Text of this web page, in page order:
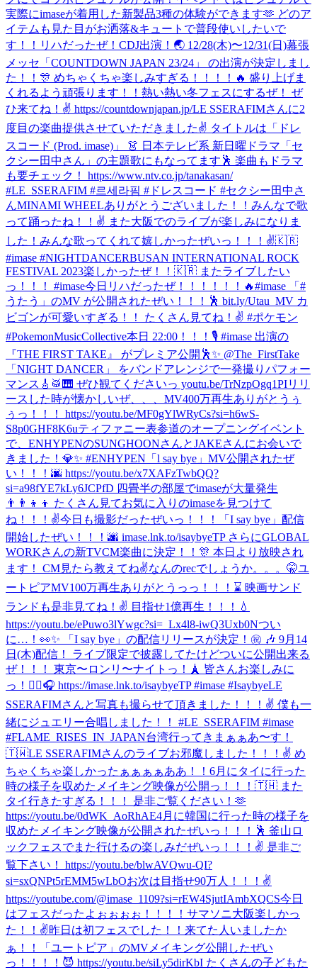
実際にimaseが着用した新製品3種の体験ができます🫶 どのア
イテムも見た目がお洒落&キュートで普段使いしたいで
す！！ リハだったぜ！ CDJ出演！🌏 12/28(木)〜12/31(日)幕張
メッセ「COUNTDOWN JAPAN 23/24」 の出演が決定しまし
た！！🎊 めちゃくちゃ楽しみすぎる！！！！🔥 盛り上げま
くれるよう頑張ります！！熱い熱い冬フェスにするぜ！ ぜ
ひ来てね！✌️ https://countdownjapan.jp/LE SSERAFIMさんに2
度目の楽曲提供させていただきました✌️ タイトルは「ドレ
スコード (Prod. imase)」 👗 日本テレビ系 新日曜ドラマ「セ
クシー田中さん」の主題歌にもなってます🕺 楽曲もドラマ
も要チェック！ https://www.ntv.co.jp/tanakasan/
#LE_SSERAFIM #르세라핌 #ドレスコード #セクシー田中さ
んMINAMI WHEELありがとうございました！！みんなで歌
って踊ったね！！✌️ また大阪でのライブが楽しみになりま
した！ みんな歌ってくれて嬉しかったぜいっ！！！✌️🇰🇷
#imase #NIGHTDANCERBUSAN INTERNATIONAL ROCK
FESTIVAL 2023楽しかったぜ！！🇰🇷 またライブしたい
っ！！！ #imase今日リハだったぜ！！！！！！🔥#imase 「#
うたう」のMV が公開されたぜい！！！🕺 bit.ly/Utau_MV カ
ビゴンが可愛いすぎる！！ たくさん見てね！✌️ #ポケモン
#PokemonMusicCollective本日 22:00！！！🎙️ #imase 出演の
『THE FIRST TAKE』 がプレミア公開🕺✨ @The_FirstTake
「NIGHT DANCER」 をバンドアレンジで一発撮りパフォー
マンス🎸🥁🎹 ぜひ観てくださいっ youtu.be/TrNzpOgq1PIリリ
ースした時が懐かしいぜ、、、MV400万再生ありがとうぅ
ぅっ！！！ https://youtu.be/MF0gYlWRyCs?si=h6wS-
S8p0GHF8K6uティファニー表参道のオープニングイベント
で、ENHYPENのSUNGHOONさんとJAKEさんにお会いで
きました！💎✨ #ENHYPEN 「l say bye」MV公開されたぜ
い！！！🌆 https://youtu.be/x7XAFzTwbQQ?
si=a98fYE7kLy6JCPfD 四畳半の部屋でimaseが大量発生
👨‍👨‍👦‍👦 たくさん見てお気に入りのimaseを見つけて
ね！！！✌️今日も撮影だったぜいっ！！！
「I say bye」配信
開始したぜい！！！🌆 imase.lnk.to/isaybyeTP さらにGLOBAL
WORKさんの新TVCM楽曲に決定！！🎊 本日より放映され
ます！ CM見たら教えてね✌️なんのrecでしょうか。。。🤫ユ
ートピアMV100万再生ありがとうっっ！！！⌛️ 映画サンド
ランドも是非見てね！✌️ 目指せ1億再生！！！💧
https://youtu.be/ePuwo3lYwgc?si=_Lx4l8-iwQ3Uxb0Nつい
に…！👀✨ 「I say bye」の配信リリースが決定！㊗️ 🎶 9月14
日(木)配信！ ライブ限定で披露してたけどついに公開出来る
ぜ！！！ 東京〜ロンリ〜ナイトっ！🗼 皆さんお楽しみに
っ！✌🏼🎧 https://imase.lnk.to/isaybyeTP #imase #IsaybyeLE
SSERAFIMさんと写真も撮らせて頂きました！！！✌ 僕も一
緒にジュエリー合唱しました！！ #LE_SSERAFIM #imase
#FLAME_RISES_IN_JAPAN台湾行ってきまぁぁあ〜す！
🇹🇼LE SSERAFIMさんのライブお邪魔しました！！！✌️ め
ちゃくちゃ楽しかったぁぁぁぁああ！！ 6月にタイに行った
時の様子を収めたメイキング映像が公開っ！！！🇹🇭 また
タイ行きたすぎる！！！ 是非ご覧ください！🫶
https://youtu.be/0dWK_AoRhAE4月に韓国に行った時の様子を
収めたメイキング映像が公開されたぜいっ！！！🕺 釜山ロ
ックフェスでまた行けるの楽しみだぜいっ！！！✌️ 是非ご
覧下さい！ https://youtu.be/blwAVQwu-QI?
si=sxQNPt5rEMM5wLbOお次は目指せ90万人！！！✌️
https://youtube.com/@imase_1109?si=rEW4SjutIAmbXQCS今日
はフェスだったよぉぉぉぉ！！！！サマソニ大阪楽しかっ
た！！✌️昨日は初フェスでした！！来てた人いましたか
ぁ！！
「ユートピア」のMVメイキング公開したぜい
っ！！！！😈 https://youtu.be/siLy5dirKbI たくさんの子どもた